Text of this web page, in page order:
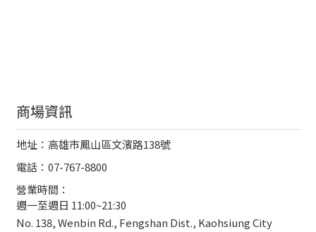
商場資訊
地址：高雄市鳳山區文濱路138號
電話：07-767-8800
營業時間：
週一至週日 11:00~21:30
No. 138, Wenbin Rd., Fengshan Dist., Kaohsiung City